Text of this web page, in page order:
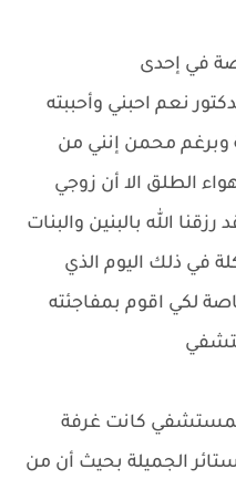
في إحدى
نعم احبني وأحببته
وبرغم محمن إنني من
الطلق الا أن زوجي
الله بالبنين والبنات
في ذلك اليوم الذي
لكي اقوم بمفاجئته
كانت غرفة
الجميلة بحيث أن من